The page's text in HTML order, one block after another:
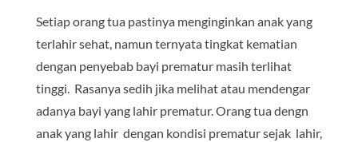
Setiap orang tua pastinya menginginkan anak yang
terlahir sehat, namun ternyata tingkat kematian
dengan penyebab bayi prematur masih terlihat
tinggi. Rasanya sedih jika melihat atau mendengar
adanya bayi yang lahir prematur. Orang tua dengn
anak yang lahir dengan kondisi prematur sejak lahir,